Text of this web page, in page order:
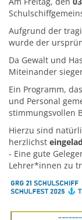
Aufgrund der
wurde der
Da Gewalt und
Miteinander
Ein Programm,
und Personal
stimmungsvollen
Hierzu sind
herzlichst
- Eine gute
Lehrer*innen zu